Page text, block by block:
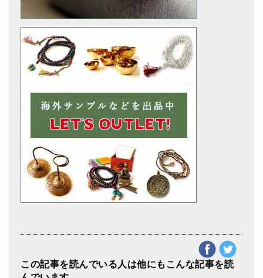
この記事を読んでいる人は他にもこんな記事を読